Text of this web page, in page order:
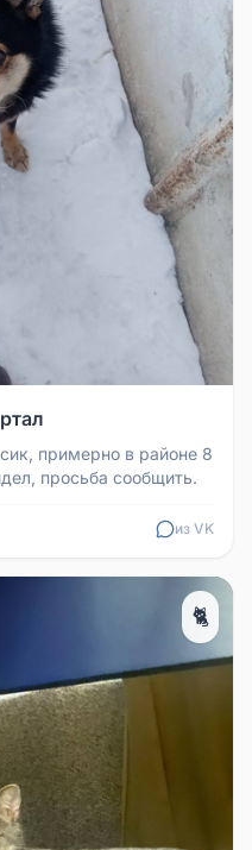
примерно в районе 8
просьба сообщить.
из VK
🐈